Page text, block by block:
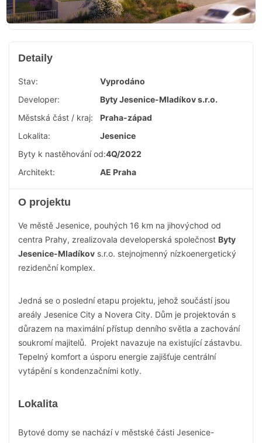
Detaily
Stav:
Vyprodáno
Developer:
Byty Jesenice-Mladíkov s.r.o.
Městská část / kraj:
Praha-západ
Lokalita:
Jesenice
Byty k nastěhování od:4Q/2022
Architekt:
AE Praha
O projektu
Ve městě Jesenice, pouhých 16 km na jihovýchod od
centra Prahy, zrealizovala developerská společnost Byty
Jesenice-Mladíkov s.r.o. stejnojmenný nízkoenergetický
rezidenční komplex.
Jedná se o poslední etapu projektu, jehož součástí jsou
areály Jesenice City a Novera City. Dům je projektován s
důrazem na maximální přístup denního světla a zachování
soukromí majitelů. Projekt navazuje na existující zástavbu.
Tepelný komfort a úsporu energie zajišťuje centrální
vytápění s kondenzačními kotly.
Lokalita
Bytové domy se nachází v městské části Jesenice-